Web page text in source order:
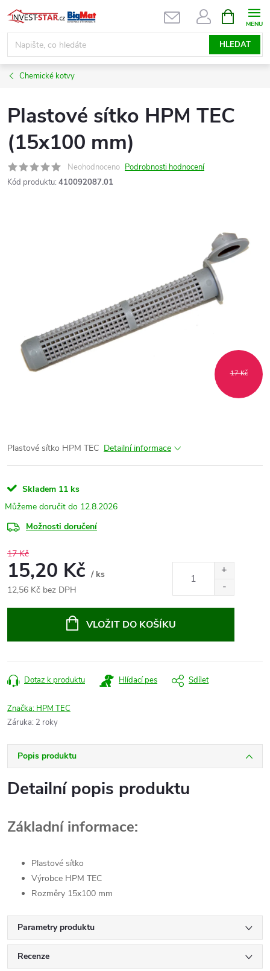
Přejít
na
obsah
HLEDAT
NÁKUPNÍ
KOŠÍK
Chemické kotvy
Plastové sítko HPM TEC
(15x100 mm)
Neohodnoceno Podrobnosti hodnocení
Kód produktu: 410092087.01
17 Kč
Plastové sítko HPM TEC Detailní informace
Skladem 11 ks
12.8.2026
Možnosti doručení
17 Kč
15,20 Kč / ks
12,56 Kč bez DPH
VLOŽIT DO KOŠÍKU
Dotaz k produktu Hlídací pes Sdílet
Značka: HPM TEC
Záruka: 2 roky
Popis produktu
Detailní popis produktu
Základní informace:
Plastové sítko
Výrobce HPM TEC
Rozměry 15x100 mm
Parametry produktu
Recenze